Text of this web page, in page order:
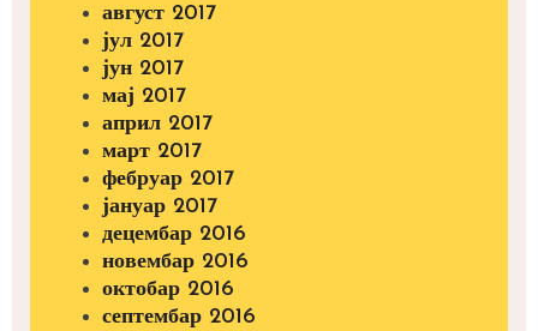
август 2017
јул 2017
јун 2017
мај 2017
април 2017
март 2017
фебруар 2017
јануар 2017
децембар 2016
новембар 2016
октобар 2016
септембар 2016